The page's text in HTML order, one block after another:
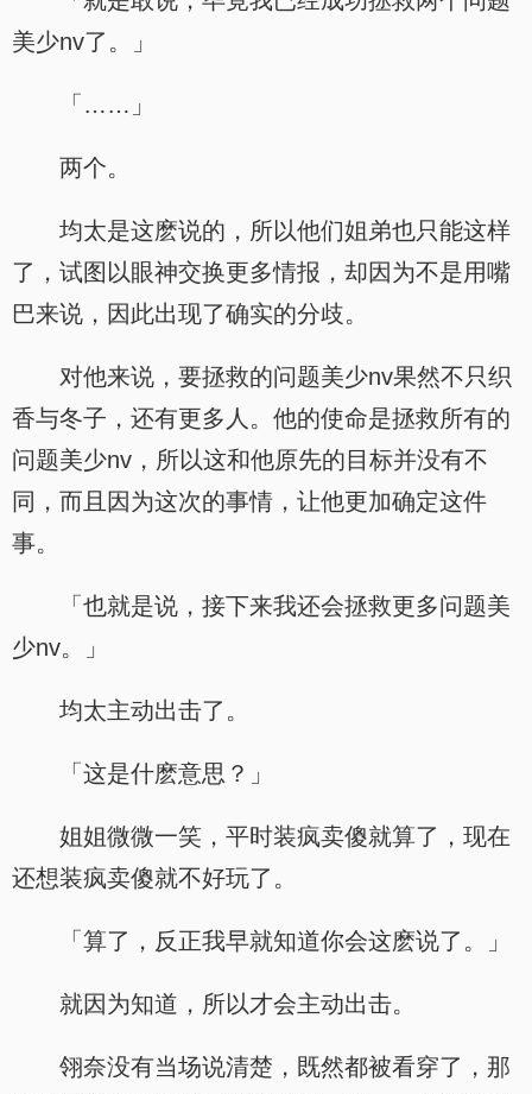
美少nv了。」
「……」
两个。
均太是这麽说的，所以他们姐弟也只能这样
了，试图以眼神交换更多情报，却因为不是用嘴
巴来说，因此出现了确实的分歧。
对他来说，要拯救的问题美少nv果然不只织
香与冬子，还有更多人。他的使命是拯救所有的
问题美少nv，所以这和他原先的目标并没有不
同，而且因为这次的事情，让他更加确定这件
事。
「也就是说，接下来我还会拯救更多问题美
少nv。」
均太主动出击了。
「这是什麽意思？」
姐姐微微一笑，平时装疯卖傻就算了，现在
还想装疯卖傻就不好玩了。
「算了，反正我早就知道你会这麽说了。」
就因为知道，所以才会主动出击。
翎奈没有当场说清楚，既然都被看穿了，那